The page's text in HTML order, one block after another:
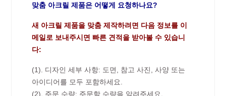
맞춤 아크릴 제품은 어떻게 요청하나요?
새 아크릴 제품을 맞춤 제작하려면 다음 정보를 이
메일로 보내주시면 빠른 견적을 받아볼 수 있습니
다:
(1). 디자인 세부 사항: 도면, 참고 사진, 사양 또는
아이디어를 모두 포함하세요.
(2). 주문 수량: 주문할 수량을 알려주세요.